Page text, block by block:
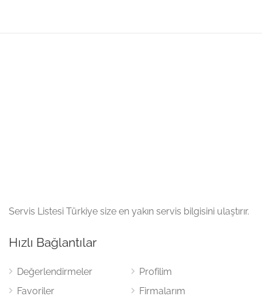
Servis Listesi Türkiye size en yakın servis bilgisini ulaştırır.
Hızlı Bağlantılar
Değerlendirmeler
Favoriler
Profilim
Firmalarım